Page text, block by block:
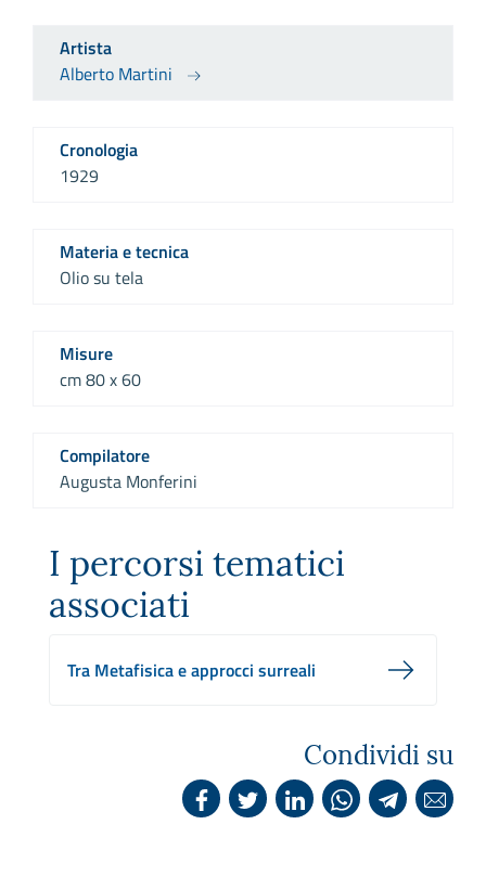
Artista
Alberto Martini
Cronologia
1929
Materia e tecnica
Olio su tela
Misure
cm 80 x 60
Compilatore
Augusta Monferini
I percorsi tematici
associati
Tra Metafisica e approcci surreali
Condividi su